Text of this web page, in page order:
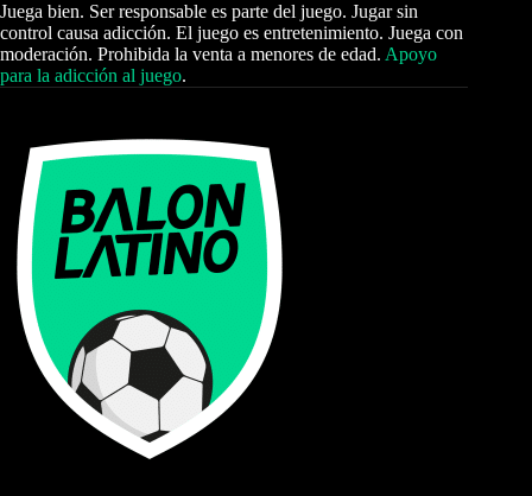
Juega bien. Ser responsable es parte del juego. Jugar sin
control causa adicción. El juego es entretenimiento. Juega con
moderación. Prohibida la venta a menores de edad. Apoyo
para la adicción al juego.